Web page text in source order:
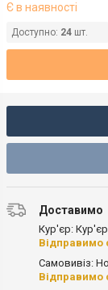
Є в наявності
Доступно: 24 шт.
Доставимо
Кур'єр:
Відправимо
Самовивіз:
Відправимо